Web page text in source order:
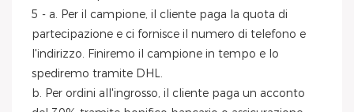
5 - a. Per il campione, il cliente paga la quota di
partecipazione e ci fornisce il numero di telefono e
l'indirizzo. Finiremo il campione in tempo e lo
spediremo tramite DHL.
b. Per ordini all'ingrosso, il cliente paga un acconto